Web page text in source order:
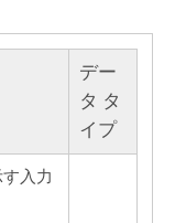
デー
タ タ
イプ
入力